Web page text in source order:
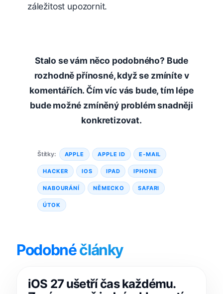
záležitost upozornit.
Stalo se vám něco podobného? Bude
rozhodně přínosné, když se zmíníte v
komentářích. Čím víc vás bude, tím lépe
bude možné zmíněný problém snadněji
konkretizovat.
Štítky: APPLE APPLE ID E-MAIL
HACKER IOS IPAD IPHONE
NABOURÁNÍ NĚMECKO SAFARI
ÚTOK
Podobnéčlánky
iOS 27 ušetří čas každému.